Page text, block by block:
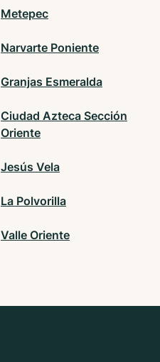
Metepec
Narvarte Poniente
Granjas Esmeralda
Ciudad Azteca Sección
Oriente
Jesús Vela
La Polvorilla
Valle Oriente